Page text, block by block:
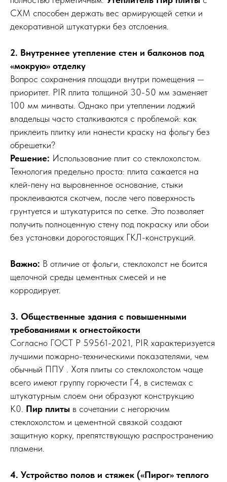
СХМ способен держать вес армирующей сетки и
декоративной штукатурки без отслоения.
2. Внутреннее утепление стен и балконов под
«мокрую» отделку
Вопрос сохранения площади внутри помещения —
приоритет. PIR плита толщиной 30-50 мм заменяет
100 мм минваты. Однако при утеплении лоджий
владельцы часто сталкиваются с проблемой: как
приклеить плитку или нанести краску на фольгу без
обрешетки?
Решение: Использование плит со стеклохолстом.
Технология предельно проста: плита сажается на
клей-пену на выровненное основание, стыки
проклеиваются скотчем, после чего поверхность
грунтуется и штукатурится по сетке. Это позволяет
получить полноценную стену под покраску или обои
без установки дорогостоящих ГКЛ-конструкций.
Важно: В отличие от фольги, стеклохолст не боится
щелочной среды цементных смесей и не
корродирует.
3. Общественные здания с повышенными
требованиями к огнестойкости
Согласно ГОСТ Р 59561-2021, PIR характеризуется
лучшими пожарно-техническими показателями, чем
обычный ППУ . Хотя плиты со стеклохолстом чаще
всего имеют группу горючести Г4, в системах с
штукатурным слоем они образуют конструкцию
К0. Пир плиты в сочетании с негорючим
стеклохолстом и цементной связкой создают
защитную корку, препятствующую распространению
пламени.
4. Устройство полов и стяжек («Пирог» теплого